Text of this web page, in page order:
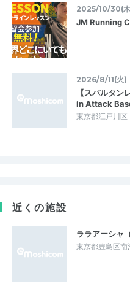
2025/10/30(
JM Running
2026/8/11(火)
【スパルタン
in Attack
東京都江戸川区
近くの施設
ララアーシャ
東京都豊島区南